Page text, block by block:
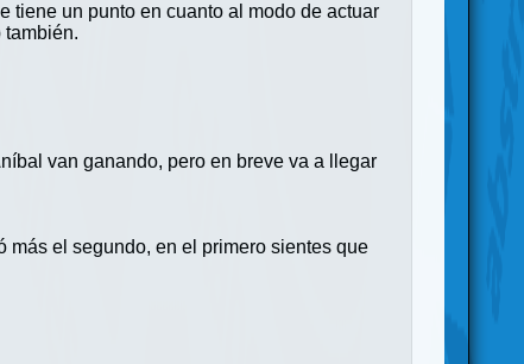
tiene un punto en cuanto al modo de actuar
también.
van ganando, pero en breve va a llegar
más el segundo, en el primero sientes que